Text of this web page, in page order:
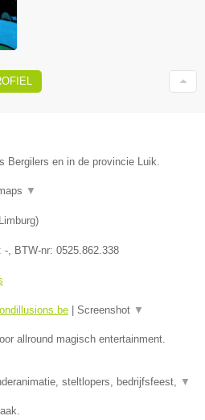
Bergilers en in de provincie Luik.
▼
Limburg)
-, BTW-nr: 0525.862.338
Screenshot ▼
allround magisch entertainment.
steltlopers, bedrijfsfeest, ▼